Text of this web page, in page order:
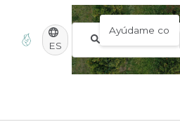
ES